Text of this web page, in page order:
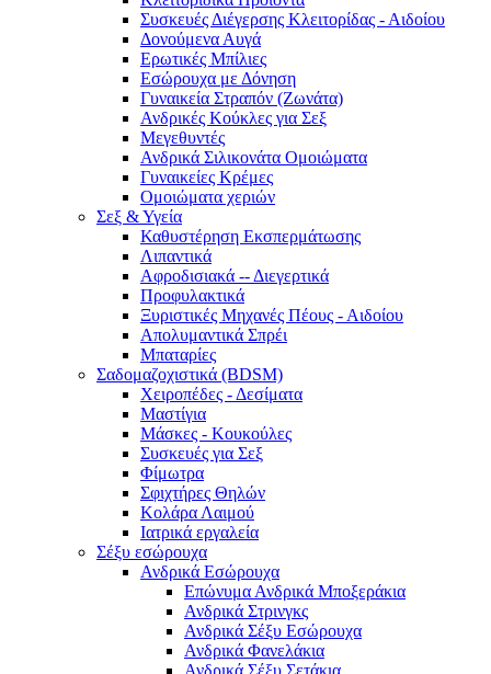
Συσκευές Διέγερσης Κλειτορίδας - Αιδοίου
Δονούμενα Αυγά
Ερωτικές Μπίλιες
Εσώρουχα με Δόνηση
Γυναικεία Στραπόν (Ζωνάτα)
Ανδρικές Κούκλες για Σεξ
Μεγεθυντές
Ανδρικά Σιλικονάτα Ομοιώματα
Γυναικείες Κρέμες
Ομοιώματα χεριών
Σεξ & Υγεία
Καθυστέρηση Εκσπερμάτωσης
Λιπαντικά
Αφροδισιακά -- Διεγερτικά
Προφυλακτικά
Ξυριστικές Μηχανές Πέους - Αιδοίου
Απολυμαντικά Σπρέι
Μπαταρίες
Σαδομαζοχιστικά (BDSM)
Χειροπέδες - Δεσίματα
Μαστίγια
Μάσκες - Κουκούλες
Συσκευές για Σεξ
Φίμωτρα
Σφιχτήρες Θηλών
Κολάρα Λαιμού
Ιατρικά εργαλεία
Σέξυ εσώρουχα
Ανδρικά Εσώρουχα
Επώνυμα Ανδρικά Μποξεράκια
Ανδρικά Στρινγκς
Ανδρικά Σέξυ Εσώρουχα
Ανδρικά Φανελάκια